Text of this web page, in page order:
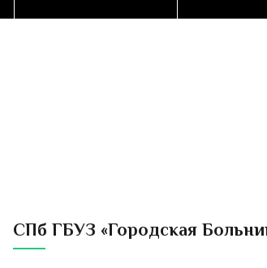
СПб ГБУЗ «Городская